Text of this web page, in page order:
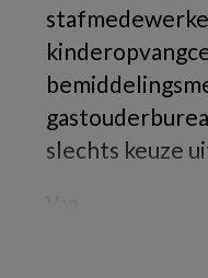
slechts keuze